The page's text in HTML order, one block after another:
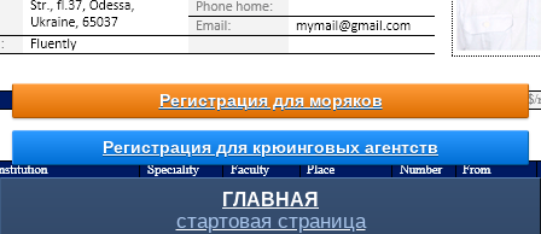
Регистрация для моряков
Регистрация для крюинговых агентств
ГЛАВНАЯ
стартовая страница